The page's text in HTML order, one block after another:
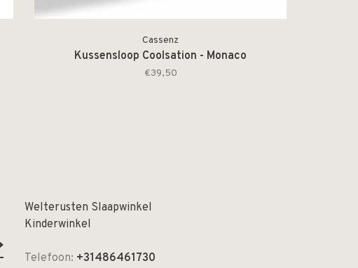
Cassenz
Kussensloop Coolsation - Monaco
€39,50
Welterusten Slaapwinkel
Kinderwinkel
Telefoon: +31486461730